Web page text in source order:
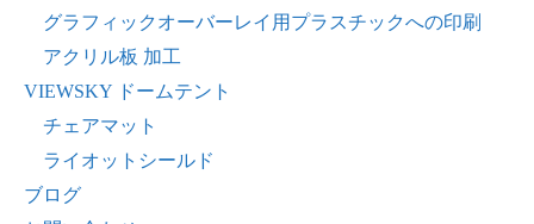
グラフィックオーバーレイ用プラスチックへの印刷
アクリル板 加工
VIEWSKY ドームテント
チェアマット
ライオットシールド
ブログ